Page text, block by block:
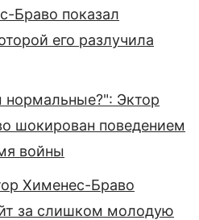
Браво показал
его разлучила
нормальные?": Эктор
шокирован поведением
войны
Хименес-Браво
за слишком молодую